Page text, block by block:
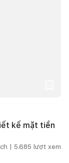
kế mặt tiền
| 5.685 lượt xem